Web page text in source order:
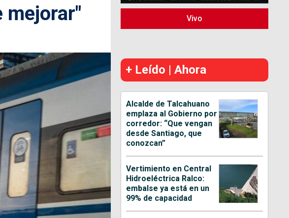
mejorar"
Vivo
+ Leído | Ahora
Alcalde de Talcahuano
emplaza al Gobierno por
corredor: “Que vengan
desde Santiago, que
conozcan”
Vertimiento en Central
Hidroeléctrica Ralco:
embalse ya está en un
99% de capacidad